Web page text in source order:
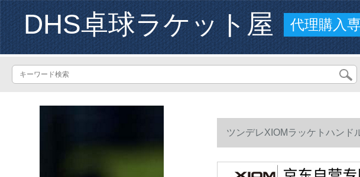
DHS卓球ラケット屋 代理購入
ツンデレXIOMラッケトハンド